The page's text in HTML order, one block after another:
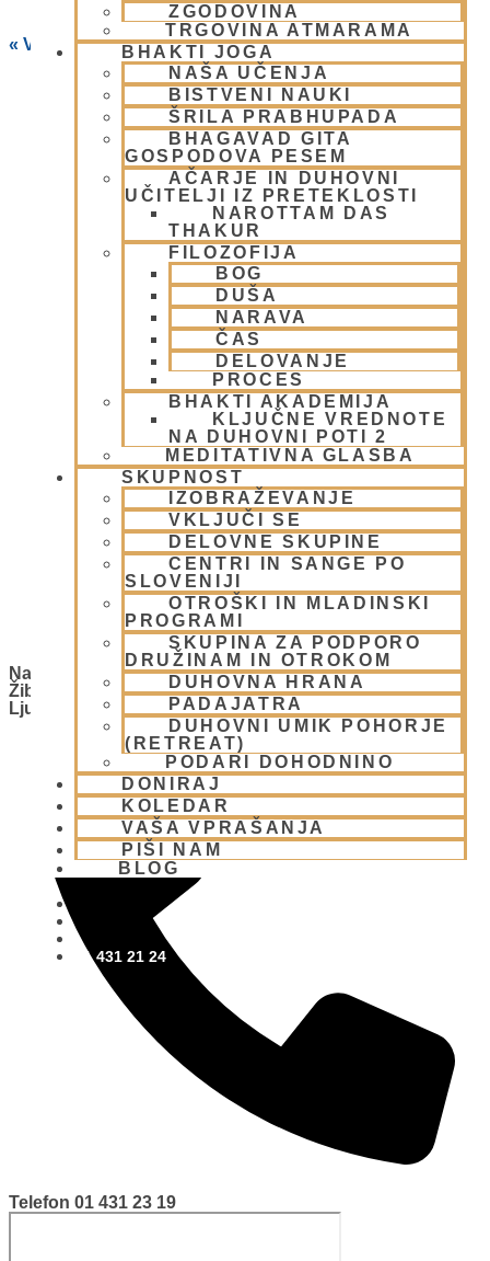
ZGODOVINA
TRGOVINA ATMARAMA
BHAKTI JOGA
NAŠA UČENJA
BISTVENI NAUKI
ŠRILA PRABHUPADA
BHAGAVAD GITA
GOSPODOVA PESEM
AČARJE IN DUHOVNI
UČITELJI IZ PRETEKLOSTI
NAROTTAM DAS
THAKUR
FILOZOFIJA
BOG
DUŠA
NARAVA
ČAS
DELOVANJE
PROCES
BHAKTI AKADEMIJA
KLJUČNE VREDNOTE
NA DUHOVNI POTI 2
MEDITATIVNA GLASBA
SKUPNOST
IZOBRAŽEVANJE
VKLJUČI SE
DELOVNE SKUPINE
CENTRI IN SANGE PO
SLOVENIJI
OTROŠKI IN MLADINSKI
PROGRAMI
SKUPINA ZA PODPORO
DRUŽINAM IN OTROKOM
DUHOVNA HRANA
PADAJATRA
DUHOVNI UMIK POHORJE
(RETREAT)
PODARI DOHODNINO
DONIRAJ
KOLEDAR
VAŠA VPRAŠANJA
PIŠI NAM
BLOG
01 431 21 24
« Vsi Dogodki
Naslov
Žibertova 27
Ljubljana
1000 Slovenia Pridobite navodila
Telefon 01 431 23 19